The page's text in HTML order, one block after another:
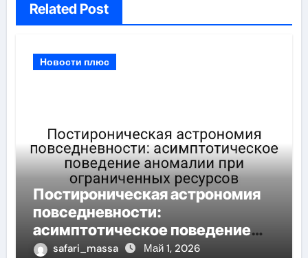
Related Post
Новости плюс
Постироническая астрономия
повседневности:
асимптотическое поведение
аномалии при ограниченных
safari_massa Май 1, 2026